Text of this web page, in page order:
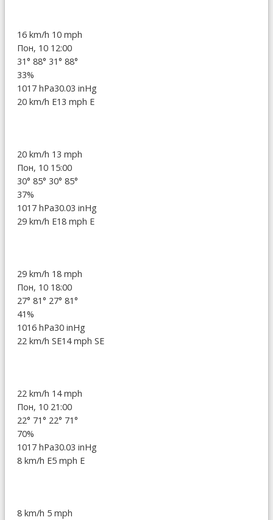
16 km/h 10 mph
Пон, 10 12:00
31° 88° 31° 88°
33%
1017 hPa30.03 inHg
20 km/h E13 mph E
20 km/h 13 mph
Пон, 10 15:00
30° 85° 30° 85°
37%
1017 hPa30.03 inHg
29 km/h E18 mph E
29 km/h 18 mph
Пон, 10 18:00
27° 81° 27° 81°
41%
1016 hPa30 inHg
22 km/h SE14 mph SE
22 km/h 14 mph
Пон, 10 21:00
22° 71° 22° 71°
70%
1017 hPa30.03 inHg
8 km/h E5 mph E
8 km/h 5 mph